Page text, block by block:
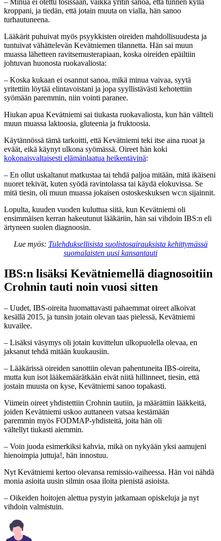
kroppani, ja tiedän, että jotain muuta on vialla, hän sanoo
turhautuneena.
Lääkärit puhuivat myös psyykkisten oireiden mahdollisuudesta ja
tuntuivat vähättelevän Kevätniemen tilannetta. Hän sai muun
muassa lähetteen ravitsemusterapiaan, koska oireiden epäiltiin
johtuvan huonosta ruokavaliosta:
– Koska kukaan ei osannut sanoa, mikä minua vaivaa, syytä
yritettiin löytää elintavoistani ja jopa syyllistävästi kehotettiin
syömään paremmin, niin vointi paranee.
Hiukan apua Kevätniemi sai tiukasta ruokavaliosta, kun hän vältteli
muun muassa laktoosia, gluteenia ja fruktoosia.
Käytännössä tämä tarkoitti, että Kevätniemi teki itse aina ruoat ja
eväät, eikä käynyt ulkona syömässä. Oireet hän koki
kokonaisvaltaisesti elämänlaatua heikentävinä:
– En ollut uskaltanut matkustaa tai tehdä paljoa mitään, mitä ikäiseni
nuoret tekivät, kuten syödä ravintolassa tai käydä elokuvissa. Se
mitä tiesin, oli muun muassa jokaisen ostoskeskuksen wc:n sijainnit.
Lopulta, kuuden vuoden kuluttua siitä, kun Kevätniemi oli
ensimmäisen kerran hakeutunut lääkäriin, hän sai vihdoin IBS:n eli
ärtyneen suolen diagnoosin.
Lue myös: Tulehduksellisista suolistosairauksista kehittymässä
suomalaisten uusi kansantauti
IBS:n lisäksi Kevätniemellä diagnosoitiin
Crohnin tauti noin vuosi sitten
– Uudet, IBS-oireita huomattavasti pahaemmat oireet alkoivat
kesällä 2015, ja tunsin jotain olevan taas pielessä, Kevätniemi
kuvailee.
– Lisäksi väsymys oli jotain kuvittelun ulkopuolella olevaa, en
jaksanut tehdä mitään kuukausiin.
– Lääkärissä oireiden sanottiin olevan pahentuneita IBS-oireita,
mutta kun isot lääkemäärätkään eivät niitä hillinneet, tiesin, että
jostain muusta on kyse, Kevätniemi sanoo topakasti.
Viimein oireet yhdistettiin Crohnin tautiin, ja määrättiin lääkkeitä,
joiden Kevätniemi uskoo auttaneen vatsaa kestämään
paremmin myös FODMAP-yhdisteitä, joita hän oli
vältellyt tiukasti aiemmin.
– Voin juoda esimerkiksi kahvia, mikä on nykyään yksi aamujeni
hienoimpia juttuja!, hän innostuu.
Nyt Kevätniemi kertoo olevansa remissio-vaiheessa. Hän voi nähdä
monia asioita uusin silmin osaa iloita pienistä asioista.
– Oikeiden hoitojen alettua pystyin jatkamaan opiskeluja ja nyt
vihdoin valmistuin.